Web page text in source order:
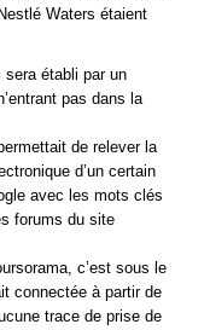
Waters étaient
établi par un
pas dans la
de relever la
d’un certain
avec les mots clés
forums du site
c’est sous le
connectée à partir de
trace de prise de